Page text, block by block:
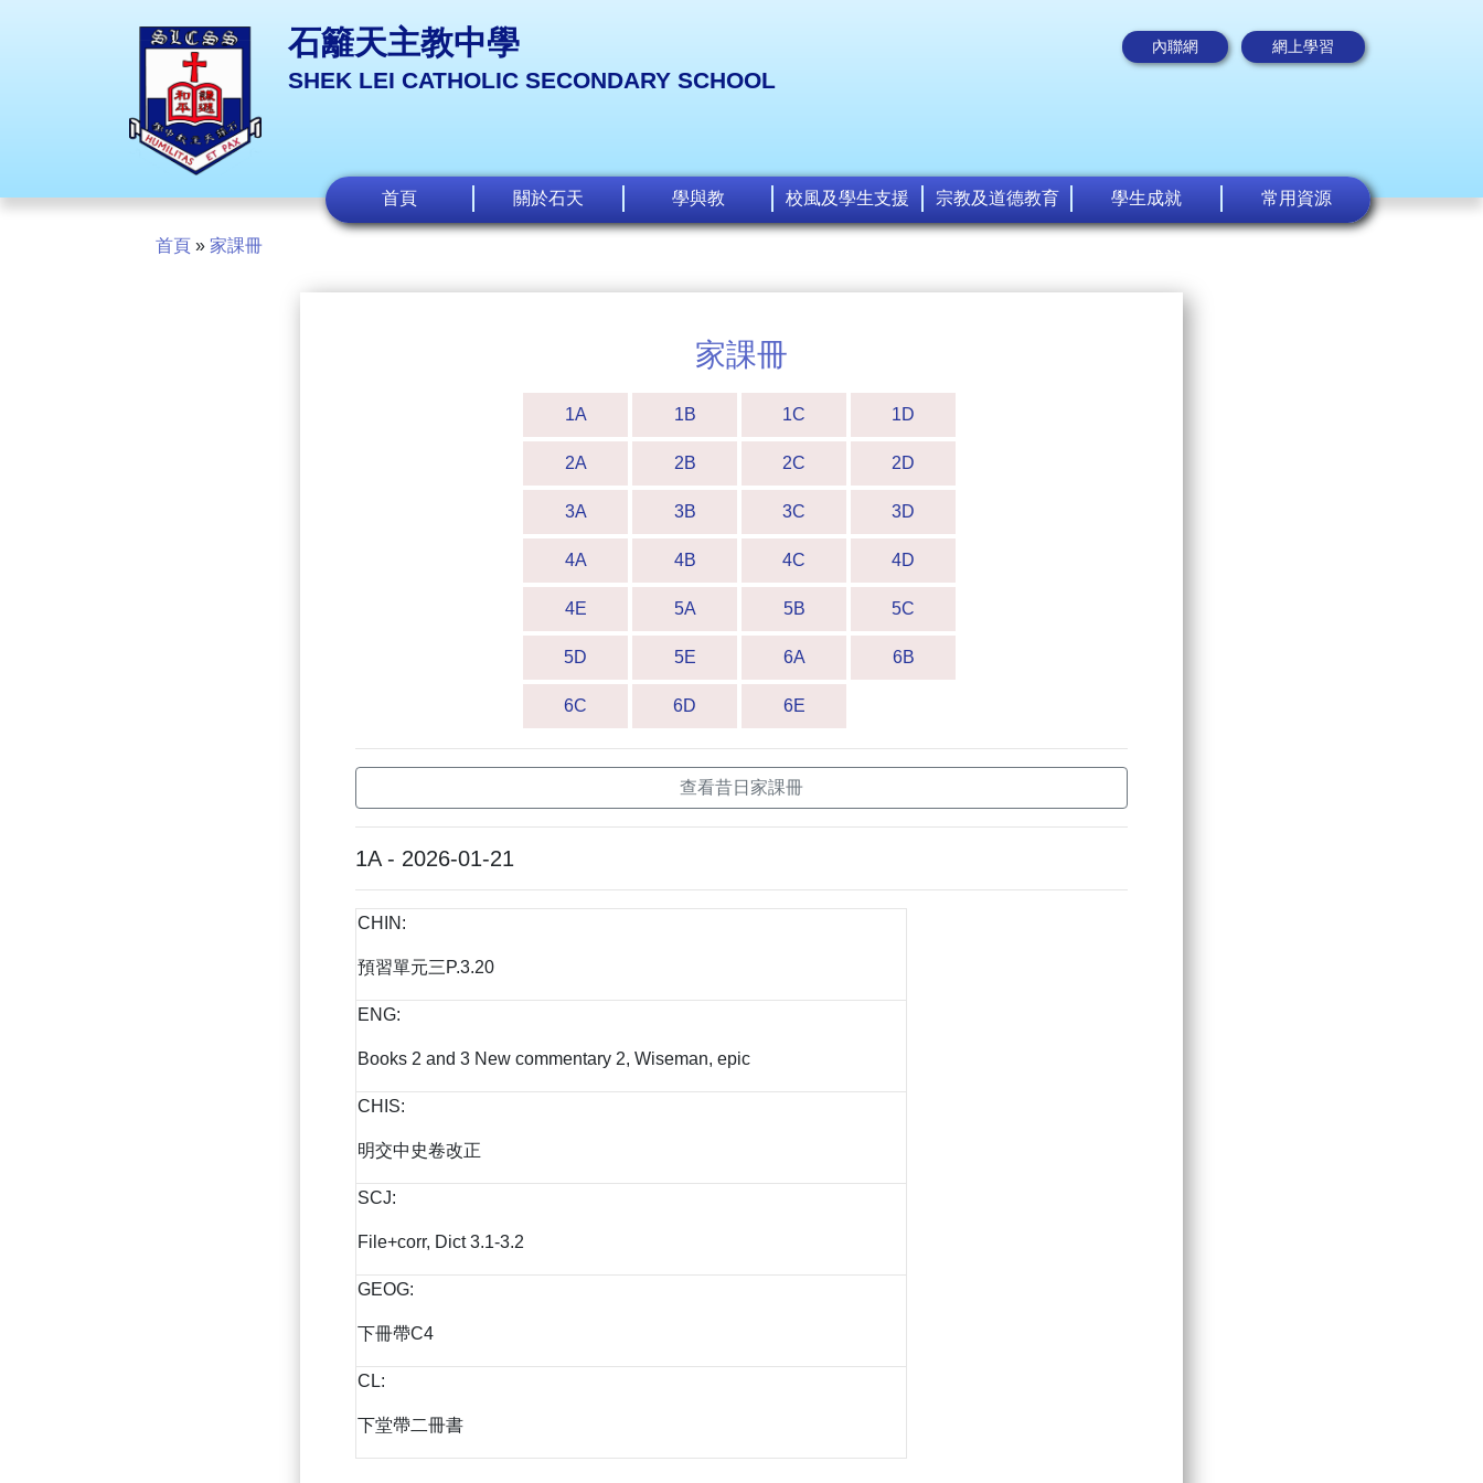
石籬天主教中學
SHEK LEI CATHOLIC SECONDARY SCHOOL
內聯網 網上學習
首頁 關於石天 學與教 校風及學生支援 宗教及道德教育 學生成就 常用資源
首頁 » 家課冊
家課冊
1A 1B 1C 1D
2A 2B 2C 2D
3A 3B 3C 3D
4A 4B 4C 4D
4E 5A 5B 5C
5D 5E 6A 6B
6C 6D 6E
查看昔日家課冊
1A - 2026-01-21
CHIN:
預習單元三P.3.20
ENG:
Books 2 and 3 New commentary 2, Wiseman, epic
CHIS:
明交中史卷改正
SCJ:
File+corr, Dict 3.1-3.2
GEOG:
下冊帶C4
CL:
下堂帶二冊書